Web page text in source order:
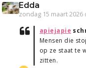
Edda
zondag 15 maart 2026
apiejapie
Mensen die
op ze staat te
zitten.